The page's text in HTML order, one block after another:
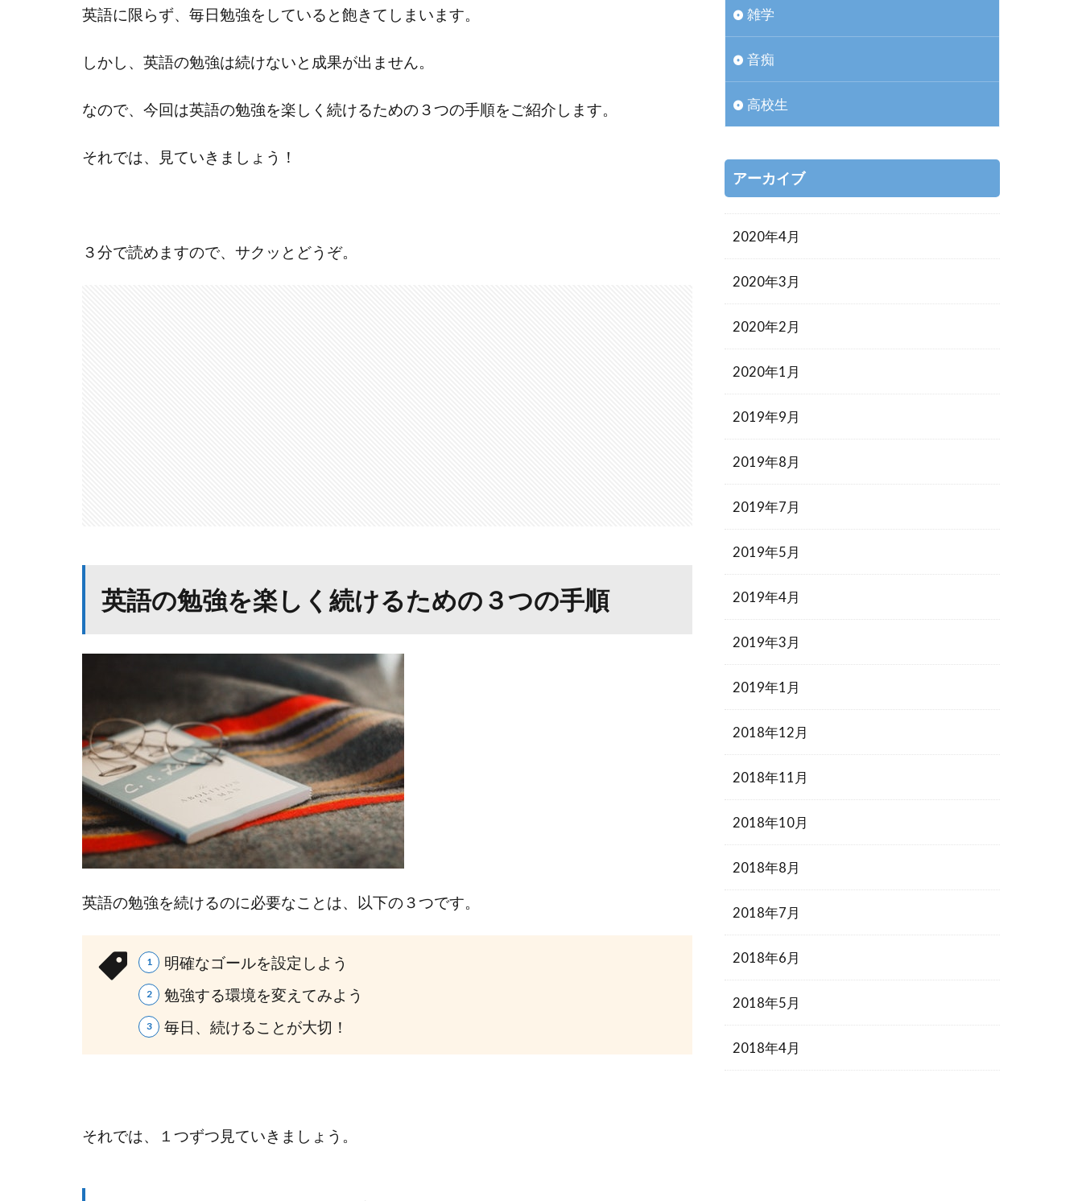
英語に限らず、毎日勉強をしていると飽きてしまいます。
しかし、英語の勉強は続けないと成果が出ません。
なので、今回は英語の勉強を楽しく続けるための３つの手順をご紹介します。
それでは、見ていきましょう！
３分で読めますので、サクッとどうぞ。
英語の勉強を楽しく続けるための３つの手順
英語の勉強を続けるのに必要なことは、以下の３つです。
明確なゴールを設定しよう
勉強する環境を変えてみよう
毎日、続けることが大切！
それでは、１つずつ見ていきましょう。
雑学
音痴
高校生
アーカイブ
2020年4月
2020年3月
2020年2月
2020年1月
2019年9月
2019年8月
2019年7月
2019年5月
2019年4月
2019年3月
2019年1月
2018年12月
2018年11月
2018年10月
2018年8月
2018年7月
2018年6月
2018年5月
2018年4月